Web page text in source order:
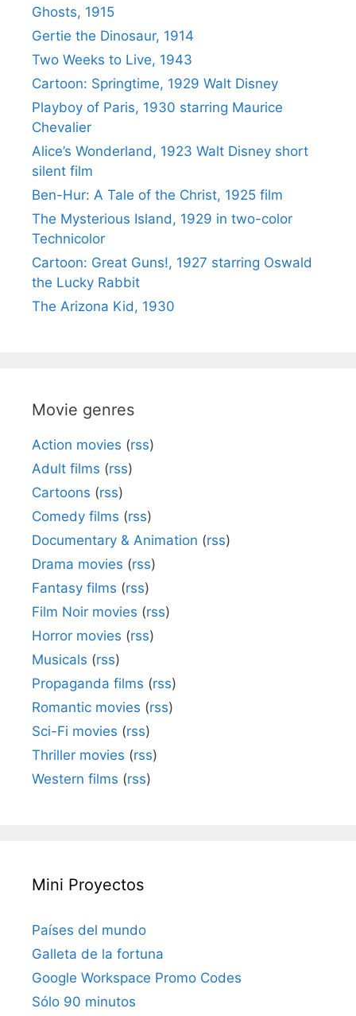
Ghosts, 1915
Gertie the Dinosaur, 1914
Two Weeks to Live, 1943
Cartoon: Springtime, 1929 Walt Disney
Playboy of Paris, 1930 starring Maurice
Chevalier
Alice’s Wonderland, 1923 Walt Disney short
silent film
Ben-Hur: A Tale of the Christ, 1925 film
The Mysterious Island, 1929 in two-color
Technicolor
Cartoon: Great Guns!, 1927 starring Oswald
the Lucky Rabbit
The Arizona Kid, 1930
Movie genres
Action movies (rss)
Adult films (rss)
Cartoons (rss)
Comedy films (rss)
Documentary & Animation (rss)
Drama movies (rss)
Fantasy films (rss)
Film Noir movies (rss)
Horror movies (rss)
Musicals (rss)
Propaganda films (rss)
Romantic movies (rss)
Sci-Fi movies (rss)
Thriller movies (rss)
Western films (rss)
Mini Proyectos
Países del mundo
Galleta de la fortuna
Google Workspace Promo Codes
Sólo 90 minutos